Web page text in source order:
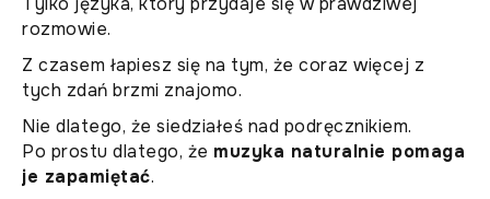
rozmowie.
Z czasem łapiesz się na tym, że coraz więcej z
tych zdań brzmi znajomo.
Nie dlatego, że siedziałeś nad podręcznikiem.
Po prostu dlatego, że muzyka naturalnie pomaga
je zapamiętać.